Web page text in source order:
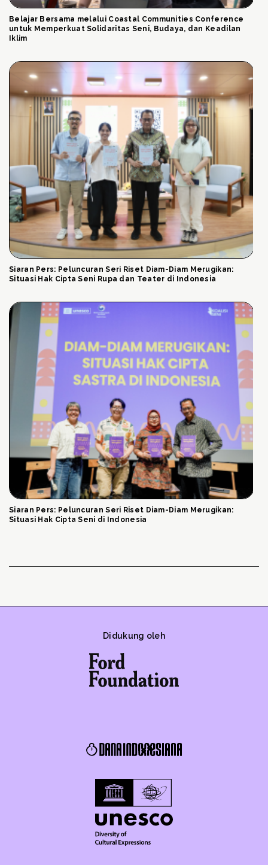
Belajar Bersama melalui Coastal Communities Conference
untuk Memperkuat Solidaritas Seni, Budaya, dan Keadilan
Iklim
Siaran Pers: Peluncuran Seri Riset Diam-Diam Merugikan:
Situasi Hak Cipta Seni Rupa dan Teater di Indonesia
Siaran Pers: Peluncuran Seri Riset Diam-Diam Merugikan:
Situasi Hak Cipta Seni di Indonesia
Didukung oleh